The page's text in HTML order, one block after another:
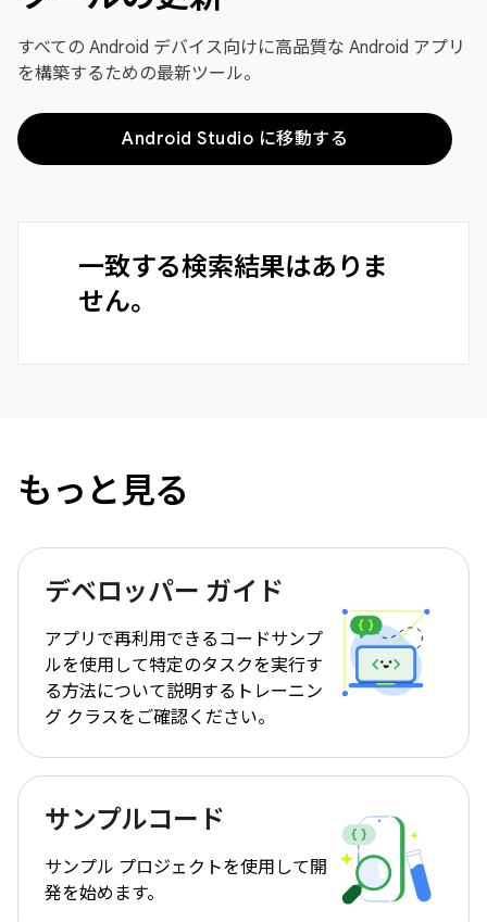
すべての Android デバイス向けに高品質な Android アプリ
を構築するための最新ツール。
Android Studio に移動する
一致する検索結果はありま
せん。
もっと見る
デベロッパー ガイド
アプリで再利用できるコードサンプ
ルを使用して特定のタスクを実行す
る方法について説明するトレーニン
グ クラスをご確認ください。
サンプルコード
サンプル プロジェクトを使用して開
発を始めます。